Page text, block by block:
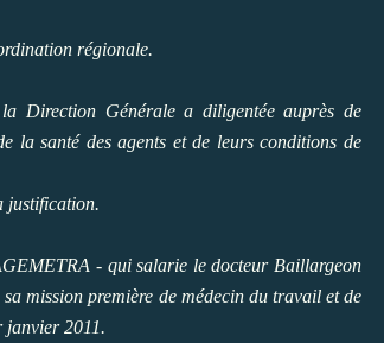
régionale.
Direction Générale a diligentée auprès de
la santé des agents et de leurs conditions de
justification.
- qui salarie le docteur Baillargeon
mission première de médecin du travail et de
janvier 2011.